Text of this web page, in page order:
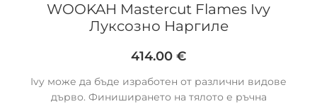
WOOKAH Mastercut Flames Ivy
Луксозно Наргиле
414.00 €
Ivy може да бъде изработен от различни видове
дърво. Финиширането на тялото е ръчна